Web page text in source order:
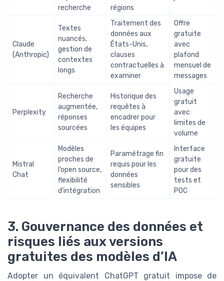
recherche
régions
Claude
(Anthropic)
Textes
nuancés,
gestion de
contextes
longs
Traitement des
données aux
États-Unis,
clauses
contractuelles à
examiner
Offre
gratuite
avec
plafond
mensuel de
messages
Perplexity
Recherche
augmentée,
réponses
sourcées
Historique des
requêtes à
encadrer pour
les équipes
Usage
gratuit
avec
limites de
volume
Mistral
Chat
Modèles
proches de
l’open source,
flexibilité
d’intégration
Paramétrage fin
requis pour les
données
sensibles
Interface
gratuite
pour des
tests et
POC
3. Gouvernance des données et
risques liés aux versions
gratuites des modèles d’IA
Adopter un équivalent ChatGPT gratuit impose de